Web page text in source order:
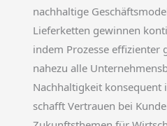
nachhaltige
Lieferketten gewinnen
indem Prozesse effizienter
nahezu alle
Nachhaltigkeit
schafft Vertrauen bei